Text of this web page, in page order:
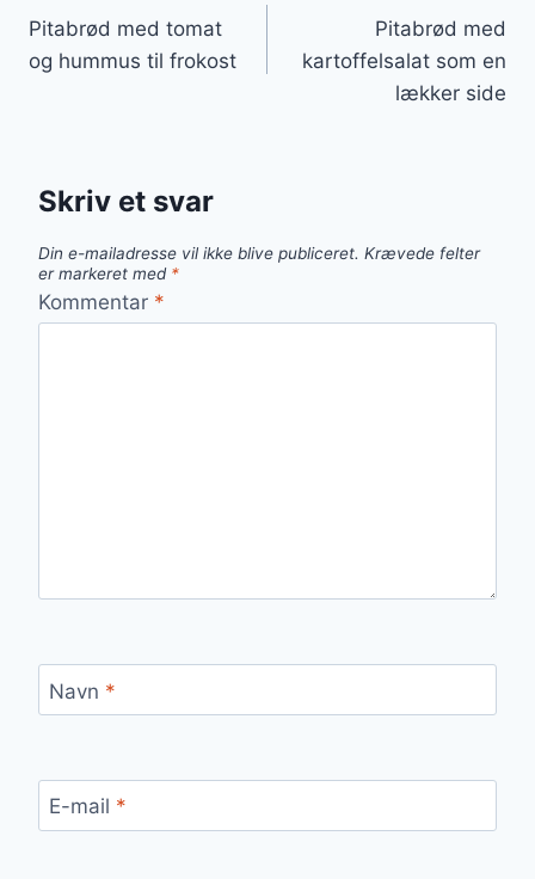
Pitabrød med tomat
og hummus til frokost
Pitabrød med
kartoffelsalat som en
lækker side
Skriv et svar
Din e-mailadresse vil ikke blive publiceret. Krævede felter
er markeret med *
Kommentar *
Navn *
E-mail *